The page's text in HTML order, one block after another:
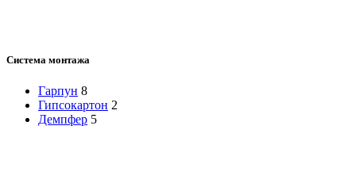
Система монтажа
Гарпун 8
Гипсокартон 2
Демпфер 5